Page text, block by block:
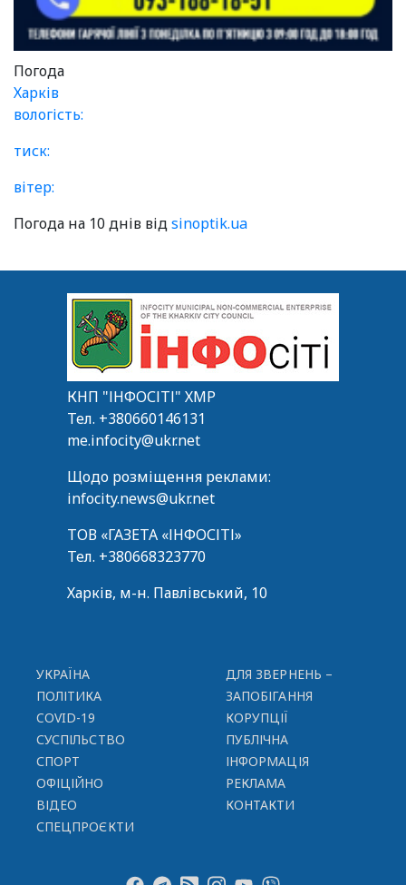
Погода
Харків
вологість:
тиск:
вітер:
Погода на 10 днів відsinoptik.ua
КНП "ІНФОСІТІ" ХМР
Тел. +380660146131
me.infocity@ukr.net
Щодо розміщення реклами:
infocity.news@ukr.net
ТОВ «ГАЗЕТА «ІНФОСІТІ»
Тел. +380668323770
Харків, м-н. Павлівський, 10
УКРАЇНА
ПОЛІТИКА
COVID-19
СУСПІЛЬСТВО
СПОРТ
ОФІЦІЙНО
ВІДЕО
СПЕЦПРОЄКТИ
ДЛЯ ЗВЕРНЕНЬ –
ЗАПОБІГАННЯ
КОРУПЦІЇ
ПУБЛІЧНА
ІНФОРМАЦІЯ
РЕКЛАМА
КОНТАКТИ